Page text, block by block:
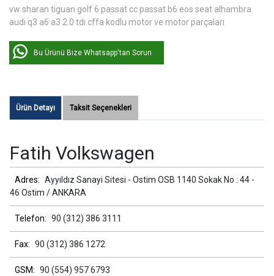
vw sharan tiguan golf 6 passat cc passat b6 eos seat alhambra
audi q3 a6 a3 2.0 tdı cffa kodlu motor ve motor parçaları
Bu Ürünü Bize Whatsapp'tan Sorun
Ürün Detayı Taksit Seçenekleri
Fatih Volkswagen
Adres: Ayyıldız Sanayi Sitesi - Ostim OSB 1140 Sokak No : 44 -
46 Ostim / ANKARA
Telefon: 90 (312) 386 3111
Fax: 90 (312) 386 1272
GSM: 90 (554) 957 6793